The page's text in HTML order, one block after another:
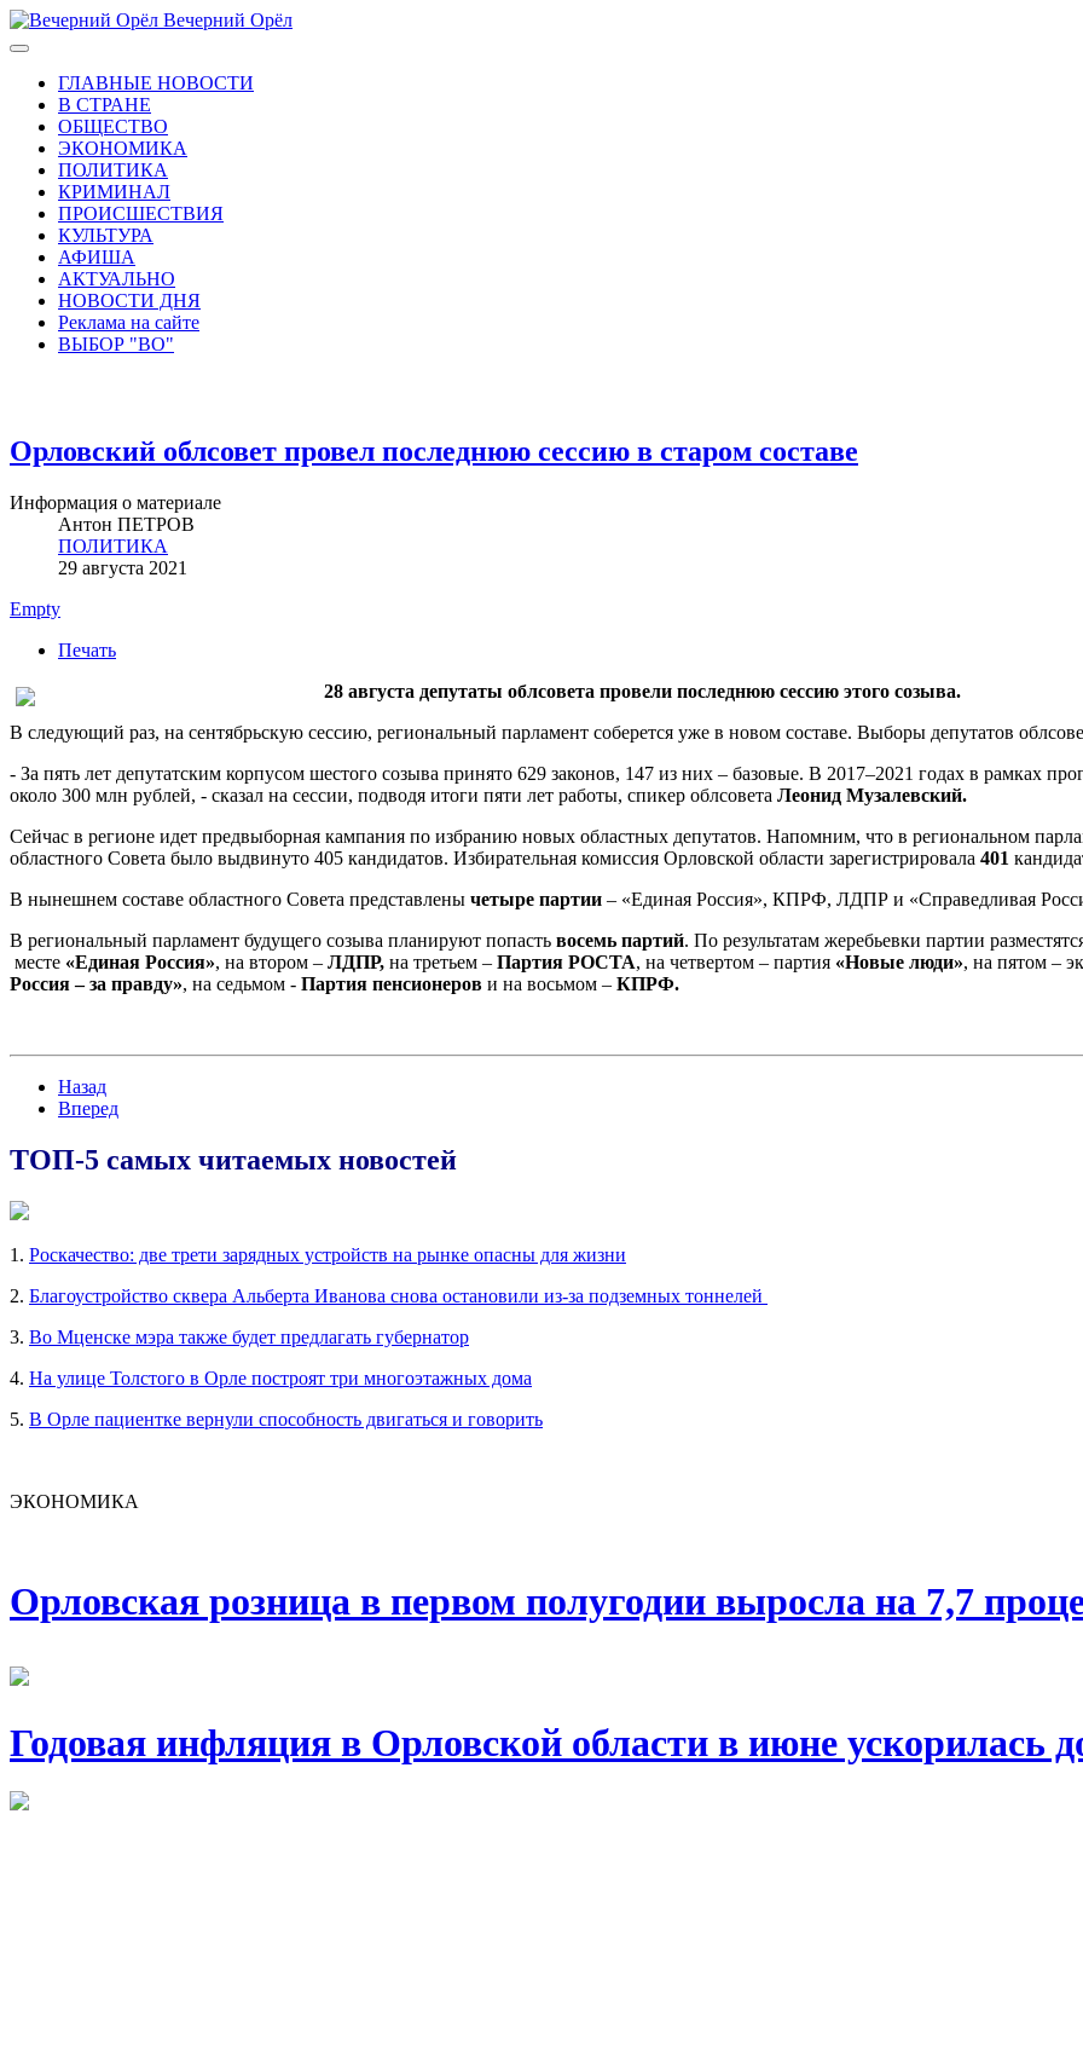
Вечерний Орёл
ГЛАВНЫЕ НОВОСТИ
В СТРАНЕ
ОБЩЕСТВО
ЭКОНОМИКА
ПОЛИТИКА
КРИМИНАЛ
ПРОИСШЕСТВИЯ
КУЛЬТУРА
АФИША
АКТУАЛЬНО
НОВОСТИ ДНЯ
Реклама на сайте
ВЫБОР "ВО"
Орловский облсовет провел последнюю сессию в старом составе
Информация о материале
Антон ПЕТРОВ
ПОЛИТИКА
29 августа 2021
Empty
Печать
28 августа депутаты облсовета провели последнюю сессию этого созыва.
В следующий раз, на сентябрьскую сессию, региональный парламент соберется уже в новом составе. Выборы депутатов
- За пять лет депутатским корпусом шестого созыва принято 629 законов, 147 из них – базовые. В 2017–2021 годах в рамках
около 300 млн рублей, - сказал на сессии, подводя итоги пяти лет работы, спикер облсовета Леонид Музалевский.
Сейчас в регионе идет предвыборная кампания по избранию новых областных депутатов. Напомним, что в региональном
областного Совета было выдвинуто 405 кандидатов. Избирательная комиссия Орловской области зарегистрировала 401
В нынешнем составе областного Совета представлены четыре партии – «Единая Россия», КПРФ, ЛДПР и «Справедливая
В региональный парламент будущего созыва планируют попасть восемь партий. По результатам жеребьевки партии
месте «Единая Россия», на втором – ЛДПР, на третьем – Партия РОСТА, на четвертом – партия «Новые люди», на пятом –
Россия – за правду», на седьмом - Партия пенсионеров и на восьмом – КПРФ.
Назад
Вперед
ТОП-5 самых читаемых новостей
1. Роскачество: две трети зарядных устройств на рынке опасны для жизни
2. Благоустройство сквера Альберта Иванова снова остановили из-за подземных тоннелей
3. Во Мценске мэра также будет предлагать губернатор
4. На улице Толстого в Орле построят три многоэтажных дома
5. В Орле пациентке вернули способность двигаться и говорить
ЭКОНОМИКА
Орловская розница в первом полугодии выросла на 7,7
Годовая инфляция в Орловской области в июне ускорилась